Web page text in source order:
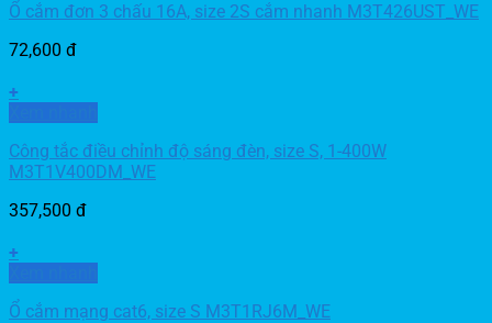
Ổ cắm đơn 3 chấu 16A, size 2S cắm nhanh M3T426UST_WE
72,600 đ
+
Công tắc điều chỉnh độ sáng đèn, size S, 1-400W
M3T1V400DM_WE
357,500 đ
+
Ổ cắm mạng cat6, size S M3T1RJ6M_WE